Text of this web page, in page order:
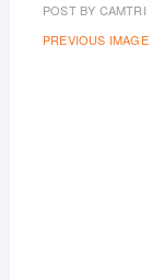
POST BY CAMTRI
PREVIOUS IMAGE